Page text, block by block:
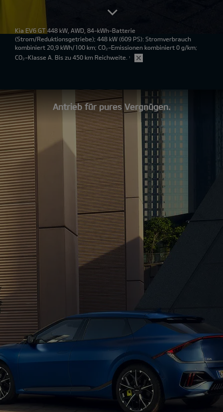
Kia EV6 GT 448 kW, AWD, 84-kWh-Batterie
(Strom/Reduktionsgetriebe); 448 kW (609 PS): Stromverbrauch
kombiniert 20,9 kWh/100 km; CO₂-Emissionen kombiniert 0 g/km;
CO₂-Klasse A. Bis zu 450 km Reichweite. ¹
Antrieb für pures Vergnügen.